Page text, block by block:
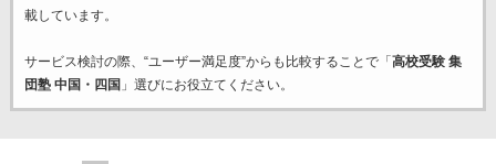
載しています。
サービス検討の際、“ユーザー満足度”からも比較することで「 高校受験 集
団塾 中国・四国 」選びにお役立てください。